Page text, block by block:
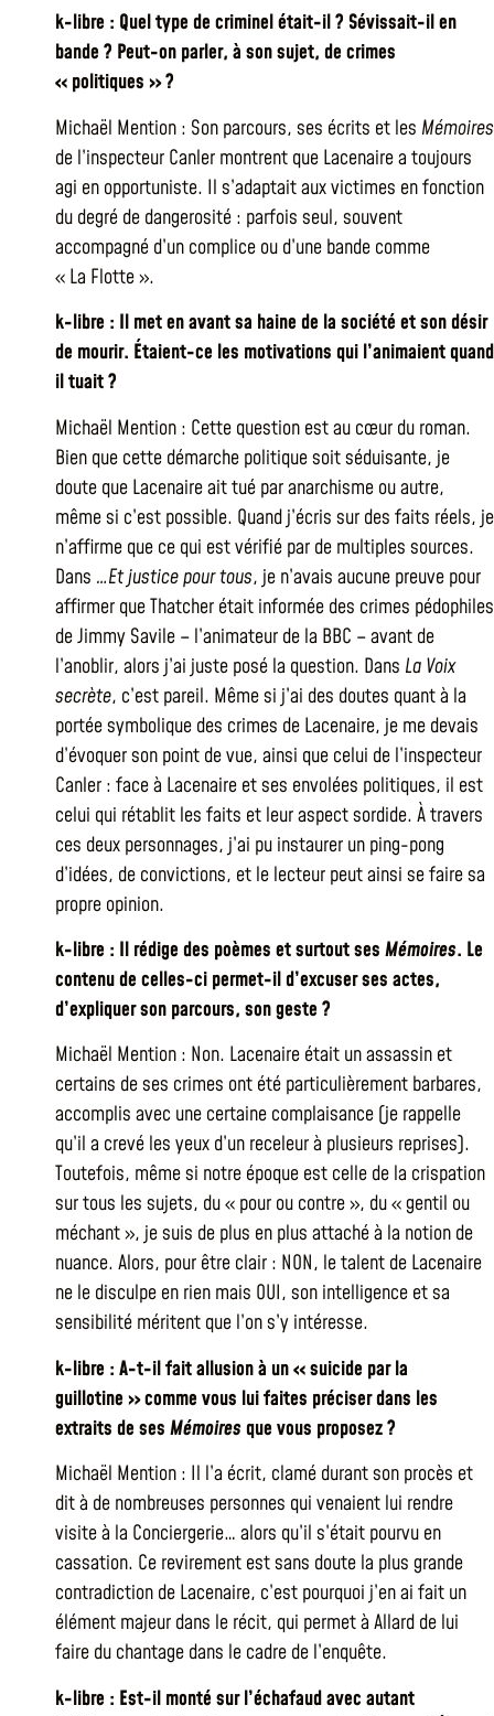
k-libre : Quel type de criminel était-il ? Sévissait-il en
bande ? Peut-on parler, à son sujet, de crimes
« politiques » ?
Michaël Mention : Son parcours, ses écrits et les Mémoires
de l’inspecteur Canler montrent que Lacenaire a toujours
agi en opportuniste. Il s’adaptait aux victimes en fonction
du degré de dangerosité : parfois seul, souvent
accompagné d’un complice ou d’une bande comme
« La Flotte ».
k-libre : Il met en avant sa haine de la société et son désir
de mourir. Étaient-ce les motivations qui l’animaient quand
il tuait ?
Michaël Mention : Cette question est au cœur du roman.
Bien que cette démarche politique soit séduisante, je
doute que Lacenaire ait tué par anarchisme ou autre,
même si c’est possible. Quand j’écris sur des faits réels, je
n’affirme que ce qui est vérifié par de multiples sources.
Dans …Et justice pour tous, je n’avais aucune preuve pour
affirmer que Thatcher était informée des crimes pédophiles
de Jimmy Savile – l’animateur de la BBC – avant de
l’anoblir, alors j’ai juste posé la question. Dans La Voix
secrète, c’est pareil. Même si j’ai des doutes quant à la
portée symbolique des crimes de Lacenaire, je me devais
d’évoquer son point de vue, ainsi que celui de l’inspecteur
Canler : face à Lacenaire et ses envolées politiques, il est
celui qui rétablit les faits et leur aspect sordide. À travers
ces deux personnages, j’ai pu instaurer un ping-pong
d’idées, de convictions, et le lecteur peut ainsi se faire sa
propre opinion.
k-libre : Il rédige des poèmes et surtout ses Mémoires. Le
contenu de celles-ci permet-il d’excuser ses actes,
d’expliquer son parcours, son geste ?
Michaël Mention : Non. Lacenaire était un assassin et
certains de ses crimes ont été particulièrement barbares,
accomplis avec une certaine complaisance (je rappelle
qu’il a crevé les yeux d’un receleur à plusieurs reprises).
Toutefois, même si notre époque est celle de la crispation
sur tous les sujets, du « pour ou contre », du « gentil ou
méchant », je suis de plus en plus attaché à la notion de
nuance. Alors, pour être clair : NON, le talent de Lacenaire
ne le disculpe en rien mais OUI, son intelligence et sa
sensibilité méritent que l’on s’y intéresse.
k-libre : A-t-il fait allusion à un « suicide par la
guillotine » comme vous lui faites préciser dans les
extraits de ses Mémoiresque vous proposez ?
Michaël Mention : Il l’a écrit, clamé durant son procès et
dit à de nombreuses personnes qui venaient lui rendre
visite à la Conciergerie… alors qu’il s’était pourvu en
cassation. Ce revirement est sans doute la plus grande
contradiction de Lacenaire, c’est pourquoi j’en ai fait un
élément majeur dans le récit, qui permet à Allard de lui
faire du chantage dans le cadre de l’enquête.
k-libre : Est-il monté sur l’échafaud avec autant